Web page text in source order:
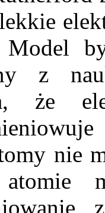
Model
z
że
nie